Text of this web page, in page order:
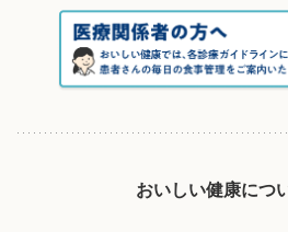
おいしい健康につ